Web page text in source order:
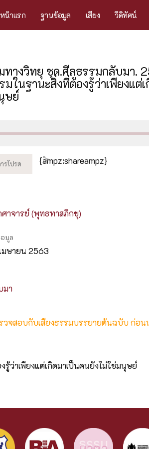
หน้าแรก ฐานข้อมูล เสียง วีดิทัศน์
ทางวิทยุ ชุด.ศีลธรรมกลับมา.
ในฐานะสิ่งที่ต้องรู้ว่าเพียงแต่
ษย์
{ampz:shareampz}
าจารย์ (พุทธทาสภิกขุ)
มูล
มษายน 2563
มา
จสอบกับเสียงธรรมบรรยายต้นฉบับ ก่อน
ว่าเพียงแต่เกิดมาเป็นคนยังไม่ใช่มนุษย์